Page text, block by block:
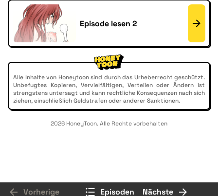
Episode lesen 2
Alle Inhalte von Honeytoon sind durch das Urheberrecht geschützt.
Unbefugtes Kopieren, Vervielfältigen, Verteilen oder Ändern ist
strengstens untersagt und kann rechtliche Konsequenzen nach sich
ziehen, einschließlich Geldstrafen oder anderer Sanktionen.
2026 HoneyToon. Alle Rechte vorbehalten
Vorherige Episoden Nächste